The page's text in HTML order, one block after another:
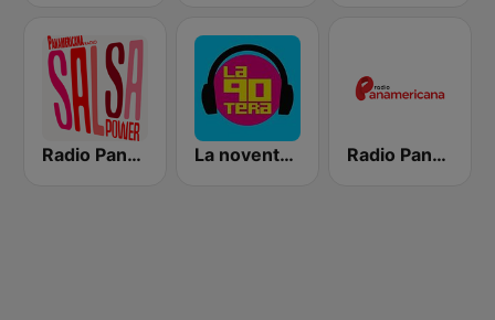
Radio Panamericana - Salsa Power La noventera Radio Panamericana